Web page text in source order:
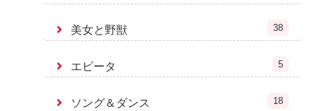
美女と野獣 38
エビータ 5
ソング＆ダンス 18